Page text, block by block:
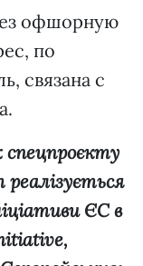
офшорную
по
связана с
ЄС в